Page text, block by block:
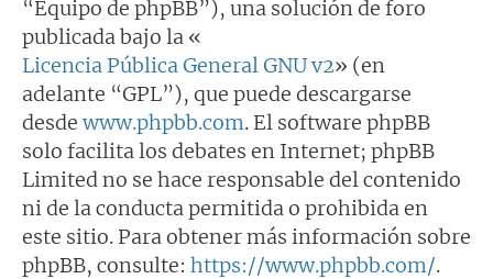
“Equipo de phpBB”), una solución de foro
publicada bajo la «
Licencia Pública General GNU v2» (en
adelante “GPL”), que puede descargarse
desde www.phpbb.com. El software phpBB
solo facilita los debates en Internet; phpBB
Limited no se hace responsable del contenido
ni de la conducta permitida o prohibida en
este sitio. Para obtener más información sobre
phpBB, consulte: https://www.phpbb.com/.